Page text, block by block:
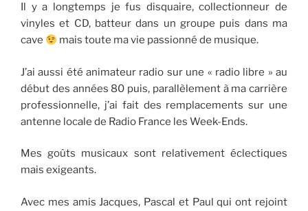
Il y a longtemps je fus disquaire, collectionneur de
vinyles et CD, batteur dans un groupe puis dans ma
cave
mais toute ma vie passionné de musique.
J’ai aussi été animateur radio sur une « radio libre » au
début des années 80 puis, parallèlement à ma carrière
professionnelle, j’ai fait des remplacements sur une
antenne locale de Radio France les Week-Ends.
Mes goûts musicaux sont relativement éclectiques
mais exigeants.
Avec mes amis Jacques, Pascal et Paul qui ont rejoint